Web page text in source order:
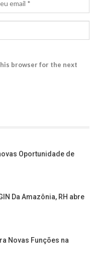
browser for the next
Oportunidade de
Da Amazônia, RH abre
Novas Funções na